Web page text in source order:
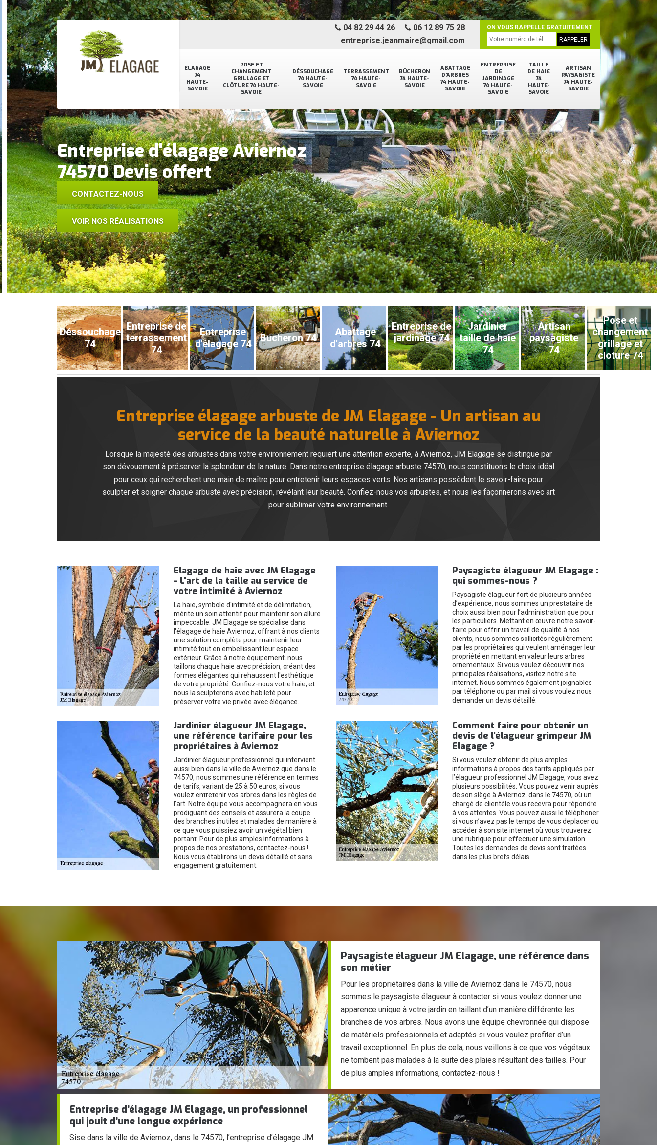
ELAGAGE
74
HAUTE-
SAVOIE
POSE ET
CHANGEMENT
GRILLAGE ET
CLÔTURE 74 HAUTE-
SAVOIE
DÉSSOUCHAGE
74 HAUTE-
SAVOIE
TERRASSEMENT
74 HAUTE-
SAVOIE
BÛCHERON
74 HAUTE-
SAVOIE
ABATTAGE
D'ARBRES
74 HAUTE-
SAVOIE
ENTREPRISE
DE
JARDINAGE
74 HAUTE-
SAVOIE
TAILLE
DE HAIE
74
HAUTE-
SAVOIE
ARTISAN
PAYSAGISTE
74 HAUTE-
SAVOIE
04 82 29 44 26
06 12 89 75 28
entreprise.jeanmaire@gmail.com
ON VOUS RAPPELLE GRATUITEMENT
Entreprise d'élagage Aviernoz
74570 Devis offert
CONTACTEZ-NOUS
VOIR NOS RÉALISATIONS
Déssouchage
74
Entreprise de
terrassement
74
Entreprise
d'élagage 74
Bucheron 74
Abattage
d'arbres 74
Entreprise de
jardinage 74
Jardinier
taille de haie
74
Artisan
paysagiste
74
Pose et
changement
grillage et
cloture 74
Entreprise élagage arbuste de JM Elagage - Un artisan au
service de la beauté naturelle à Aviernoz
Lorsque la majesté des arbustes dans votre environnement requiert une attention experte, à Aviernoz, JM Elagage se distingue par
son dévouement à préserver la splendeur de la nature. Dans notre entreprise élagage arbuste 74570, nous constituons le choix idéal
pour ceux qui recherchent une main de maître pour entretenir leurs espaces verts. Nos artisans possèdent le savoir-faire pour
sculpter et soigner chaque arbuste avec précision, révélant leur beauté. Confiez-nous vos arbustes, et nous les façonnerons avec art
pour sublimer votre environnement.
Elagage de haie avec JM Elagage
- L'art de la taille au service de
votre intimité à Aviernoz
La haie, symbole d'intimité et de délimitation,
mérite un soin attentif pour maintenir son allure
impeccable. JM Elagage se spécialise dans
l'élagage de haie Aviernoz, offrant à nos clients
une solution complète pour maintenir leur
intimité tout en embellissant leur espace
extérieur. Grâce à notre équipement, nous
taillons chaque haie avec précision, créant des
formes élégantes qui rehaussent l'esthétique
de votre propriété. Confiez-nous votre haie, et
nous la sculpterons avec habileté pour
préserver votre vie privée avec élégance.
Paysagiste élagueur JM Elagage :
qui sommes-nous ?
Paysagiste élagueur fort de plusieurs années
d’expérience, nous sommes un prestataire de
choix aussi bien pour l’administration que pour
les particuliers. Mettant en œuvre notre savoir-
faire pour offrir un travail de qualité à nos
clients, nous sommes sollicités régulièrement
par les propriétaires qui veulent aménager leur
propriété en mettant en valeur leurs arbres
ornementaux. Si vous voulez découvrir nos
principales réalisations, visitez notre site
internet. Nous sommes également joignables
par téléphone ou par mail si vous voulez nous
demander un devis détaillé.
Jardinier élagueur JM Elagage,
une référence tarifaire pour les
propriétaires à Aviernoz
Jardinier élagueur professionnel qui intervient
aussi bien dans la ville de Aviernoz que dans le
74570, nous sommes une référence en termes
de tarifs, variant de 25 à 50 euros, si vous
voulez entretenir vos arbres dans les règles de
l’art. Notre équipe vous accompagnera en vous
prodiguant des conseils et assurera la coupe
des branches inutiles et malades de manière à
ce que vous puissiez avoir un végétal bien
portant. Pour de plus amples informations à
propos de nos prestations, contactez-nous !
Nous vous établirons un devis détaillé et sans
engagement gratuitement.
Comment faire pour obtenir un
devis de l’élagueur grimpeur JM
Elagage ?
Si vous voulez obtenir de plus amples
informations à propos des tarifs appliqués par
l’élagueur professionnel JM Elagage, vous avez
plusieurs possibilités. Vous pouvez venir auprès
de son siège à Aviernoz, dans le 74570, où un
chargé de clientèle vous recevra pour répondre
à vos attentes. Vous pouvez aussi le téléphoner
si vous n’avez pas le temps de vous déplacer ou
accéder à son site internet où vous trouverez
une rubrique pour effectuer une simulation.
Toutes les demandes de devis sont traitées
dans les plus brefs délais.
Paysagiste élagueur JM Elagage, une référence dans
son métier
Pour les propriétaires dans la ville de Aviernoz dans le 74570, nous
sommes le paysagiste élagueur à contacter si vous voulez donner une
apparence unique à votre jardin en taillant d’un manière différente les
branches de vos arbres. Nous avons une équipe chevronnée qui dispose
de matériels professionnels et adaptés si vous voulez profiter d’un
travail exceptionnel. En plus de cela, nous veillons à ce que vos végétaux
ne tombent pas malades à la suite des plaies résultant des tailles. Pour
de plus amples informations, contactez-nous !
Entreprise d’élagage JM Elagage, un professionnel
qui jouit d’une longue expérience
Sise dans la ville de Aviernoz, dans le 74570, l’entreprise d’élagage JM